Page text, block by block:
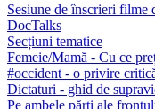
Sesiune de înscrieri filme
DocTalks
Secțiuni tematice
Femeie/Mamă - Cu ce
#occident - o privire
Dictaturi - ghid de
Pe ambele părți ale